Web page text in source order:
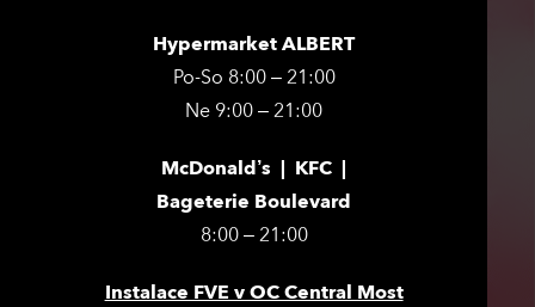
Hypermarket ALBERT
Po-So 8:00 – 21:00
Ne 9:00 – 21:00
McDonald’s | KFC |
Bageterie Boulevard
8:00 – 21:00
Instalace FVE v OC Central Most